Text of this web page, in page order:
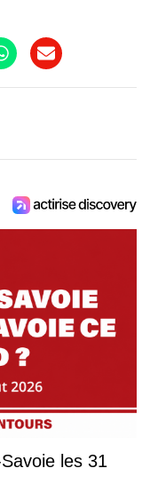
les 31